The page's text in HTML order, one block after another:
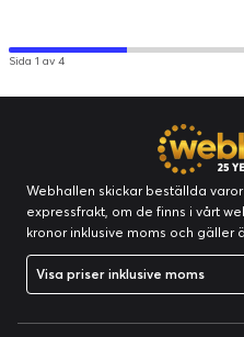
Sida 1 av 4
Webhallen skickar beställda
expressfrakt, om de finns i vårt
kronor inklusive moms och gäller
Visa priser inklusive moms